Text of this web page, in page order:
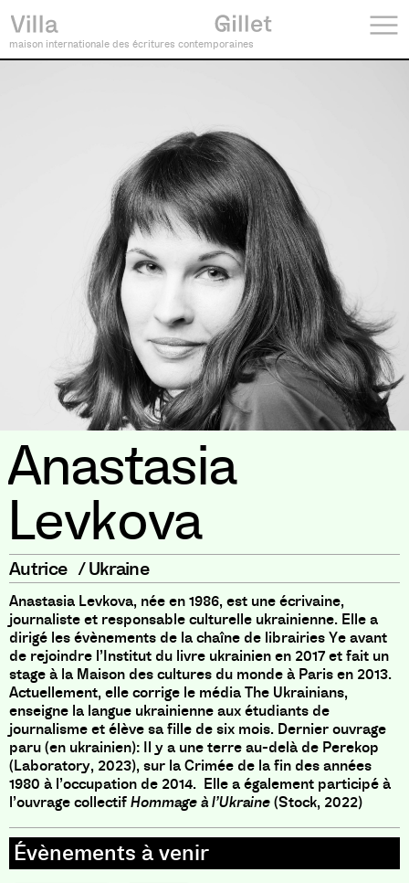
maison internationale des écritures contemporaines
Anastasia
Levkova
Autrice /Ukraine
Anastasia Levkova, née en 1986, est une écrivaine,
journaliste et responsable culturelle ukrainienne. Elle a
dirigé les évènements de la chaîne de librairies Ye avant
de rejoindre l’Institut du livre ukrainien en 2017 et fait un
stage à la Maison des cultures du monde à Paris en 2013.
Actuellement, elle corrige le média The Ukrainians,
enseigne la langue ukrainienne aux étudiants de
journalisme et élève sa fille de six mois. Dernier ouvrage
paru (en ukrainien): Il y a une terre au-delà de Perekop
(Laboratory, 2023), sur la Crimée de la fin des années
1980 à l’occupation de 2014. Elle a également participé à
l’ouvrage collectifHommage à l’Ukraine(Stock, 2022)